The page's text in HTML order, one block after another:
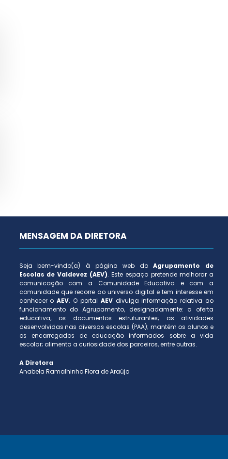
MENSAGEM DA DIRETORA
Seja bem-vindo(a) à página web doAgrupamento de
Escolas de Valdevez (AEV). Este espaço pretende melhorar a
comunicação com a Comunidade Educativa e com a
comunidade que recorre ao universo digital e tem interesse em
conhecer oAEV. O portal AEVdivulga informação relativa ao
funcionamento do Agrupamento, designadamente: a oferta
educativa; os documentos estruturantes; as atividades
desenvolvidas nas diversas escolas (PAA); mantém os alunos e
os encarregados de educação informados sobre a vida
escolar; alimenta a curiosidade dos parceiros, entre outras.
A Diretora
Anabela Ramalhinho Flora de Araújo